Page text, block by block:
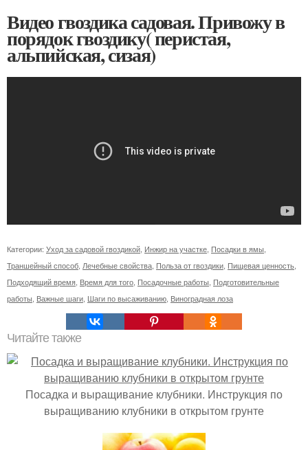
Видео гвоздика садовая. Привожу в
порядок гвоздику( перистая,
альпийская, сизая)
Категории: Уход за садовой гвоздикой Инжир на участке Посадки в ямы
Траншейный способ Лечебные свойства Польза от гвоздики Пищевая ценность
Подходящий время Время для того Посадочные работы Подготовительные
работы Важные шаги Шаги по высаживанию Виноградная лоза
Читайте также
Посадка и выращивание клубники. Инструкция по
выращиванию клубники в открытом грунте